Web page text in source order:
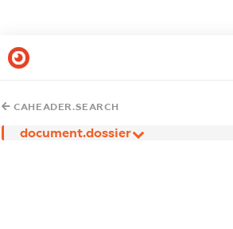
CAHEADER.SEARCH
document.dossier